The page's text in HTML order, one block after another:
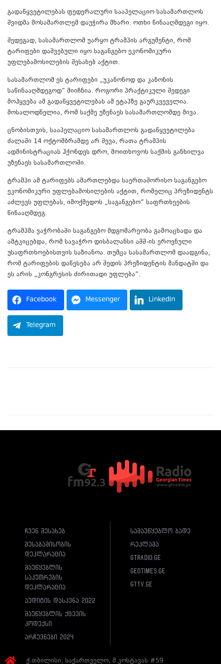
გადაწყვეტილებას ფედერალური სააპელაციო სასამართლოს
შვიდმა მოსამართლემ დაუჭირა მხარი. ოთხი წინააღმდეგი იყო.
შედეგად, სასამართლომ უარყო ტრამპის არგუმენტი, რომ
ტარიფები დაშვებული იყო საგანგებო ეკონომიკური
უფლებამოსილების შესახებ აქტით.
სასამართლომ ეს ტარიფები „უკანონოდ და კანონის
საწინააღმდეგოდ“ მიიჩნია. როგორი პრაქტიკული შედეგი
მოჰყვება ამ გადაწყვეტილებას ამ ეტაპზე გაურკვეველია.
მოსალოდნელია, რომ საქმე უზენაეს სასამართლომდე მივა.
ცნობისთვის, სააპელაციო სასამართლოს გადაწყვეტილება
ძალაში 14 ოქტომბრამდე არ შევა, რათა ტრამპის
ადმინისტრაციას ჰქონდეს დრო, მოითხოვოს საქმის განხილვა
უზენაეს სასამართლოში.
ტრამპი ამ ტარიფებს ამართლებდა საერთაშორისო საგანგებო
ეკონომიკური უფლებამოსილების აქტით, რომელიც პრეზიდენტს
აძლევს უფლებას, იმოქმედოს „საგანგებო“ საფრთხეების
წინააღმდეგ.
ტრამპმა ვაჭრობაში საგანგებო მდგომარეობა გამოაცხადა და
ამტკიცებდა, რომ სავაჭრო დისბალანსი აშშ-ის ეროვნული
უსაფრთხოებისთვის საზიანოა. თუმცა სასამართლომ დაადგინა,
რომ ტარიფების დაწესება არ შედის პრეზიდენტის მანდატში და
ეს არის „კონგრესის ძირითადი უფლება“.
Facebook Messenger LinkedIn
Telegram
ჩვენ შესახებ
შესაბამისობის
დეკლარაცია
მაუწყებლის
საკუთრების
დეკლარაცია
აუდიტის დასკვნა 2022
მაუწყებლის ქცევის
კოდექსი
არჩევნები 2024
სამაუწყებლო ბადე
რეკლამა
gtradio.ge
geotimes.ge
gttv.ge
ქ.თბილისი, საქართველო, მ.კოსტავას #59